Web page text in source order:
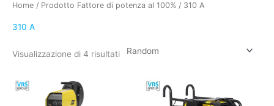
Home / Prodotto Fattore di potenza al 100% / 310 A
310 A
Visualizzazione di 4 risultati